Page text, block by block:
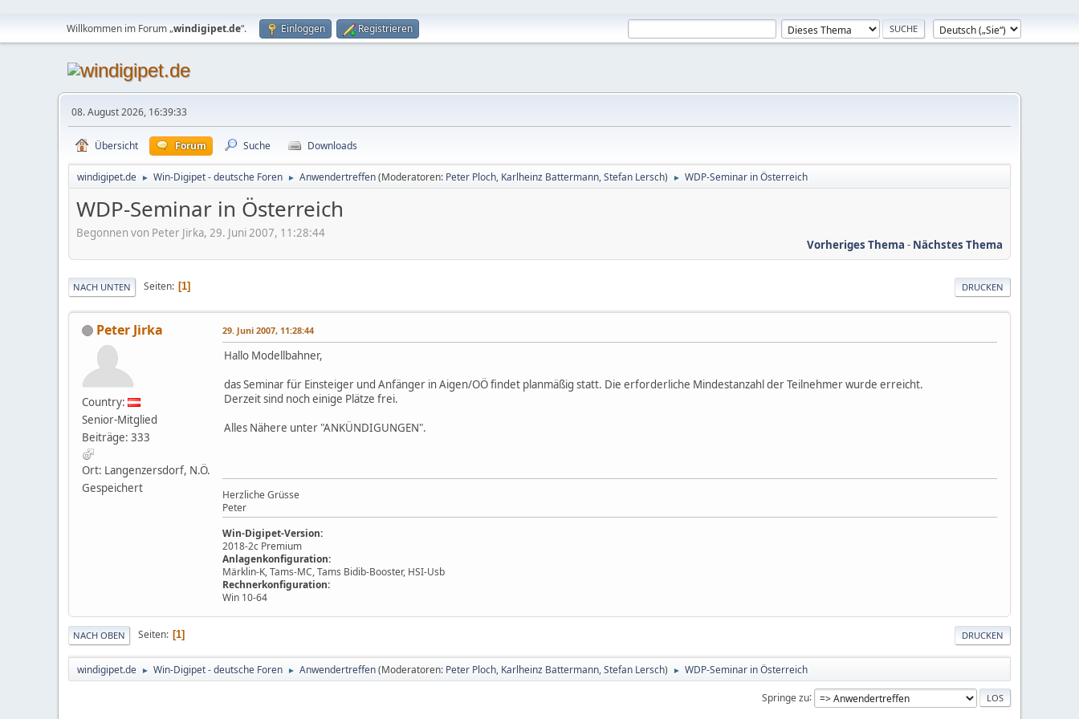
Willkommen im Forum „windigipet.de“. Einloggen Registrieren
08. August 2026, 16:39:33
Übersicht Forum Suche Downloads
windigipet.de ► Win-Digipet - deutsche Foren ► Anwendertreffen(Moderatoren: Peter Ploch, Karlheinz Battermann,Stefan Lersch) ► WDP-Seminar in Österreich
WDP-Seminar in Österreich
Begonnen von Peter Jirka, 29. Juni 2007, 11:28:44
Vorheriges Thema - Nächstes Thema
DRUCKEN
NACH UNTEN Seiten 1
Peter Jirka
Country:
Senior-Mitglied
Beiträge: 333
Ort: Langenzersdorf, N.Ö.
Gespeichert
29. Juni 2007, 11:28:44
Hallo Modellbahner,
das Seminar für Einsteiger und Anfänger in Aigen/OÖ findet planmäßig statt. Die erforderliche Mindestanzahl der Teilnehmer wurde erreicht.
Derzeit sind noch einige Plätze frei.
Alles Nähere unter "ANKÜNDIGUNGEN".
Herzliche Grüsse
Peter
Win-Digipet-Version:
2018-2c Premium
Anlagenkonfiguration:
Märklin-K, Tams-MC, Tams Bidib-Booster, HSI-Usb
Rechnerkonfiguration:
Win 10-64
DRUCKEN
NACH OBEN Seiten 1
windigipet.de ► Win-Digipet - deutsche Foren ► Anwendertreffen(Moderatoren: Peter Ploch, Karlheinz Battermann,Stefan Lersch) ► WDP-Seminar in Österreich
Springe zu